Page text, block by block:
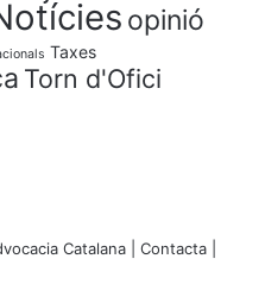
opinió
Taxes
Torn d'Ofici
Catalana | Contacta